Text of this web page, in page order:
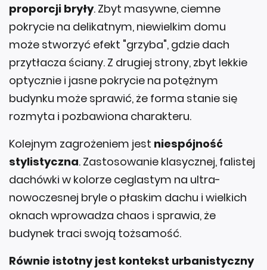
proporcji bryły. Zbyt masywne, ciemne
pokrycie na delikatnym, niewielkim domu
może stworzyć efekt "grzyba", gdzie dach
przytłacza ściany. Z drugiej strony, zbyt lekkie
optycznie i jasne pokrycie na potężnym
budynku może sprawić, że forma stanie się
rozmyta i pozbawiona charakteru.
Kolejnym zagrożeniem jest niespójność
stylistyczna. Zastosowanie klasycznej, falistej
dachówki w kolorze ceglastym na ultra-
nowoczesnej bryle o płaskim dachu i wielkich
oknach wprowadza chaos i sprawia, że
budynek traci swoją tożsamość.
Równie istotny jest kontekst urbanistyczny